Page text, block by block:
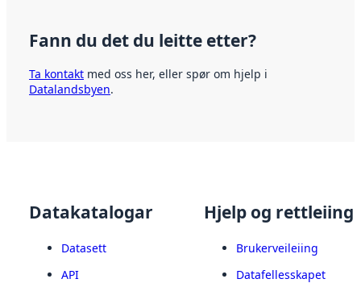
Fann du det du leitte etter?
Ta kontakt med oss her, eller spør om hjelp i
Datalandsbyen.
Datakatalogar
Datasett
API
Hjelp og rettleiing
Brukerveileiing
Datafellesskapet